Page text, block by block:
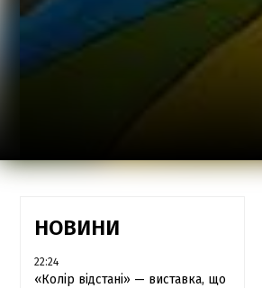
НОВИНИ
22:24
«Колір відстані» — виставка, що